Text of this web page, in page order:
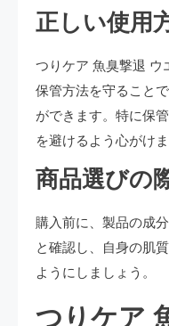
正しい使用
つりケア 魚臭撃退 ウ
保管方法を守ること
ができます。特に保
を避けるよう心がけま
商品選びの
購入前に、製品の成
と確認し、自身の肌
ようにしましょう。
つりケア